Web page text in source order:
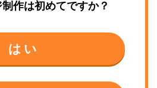
作は初めてですか？
はい